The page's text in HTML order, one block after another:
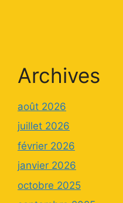
Archives
août 2026
juillet 2026
février 2026
janvier 2026
octobre 2025